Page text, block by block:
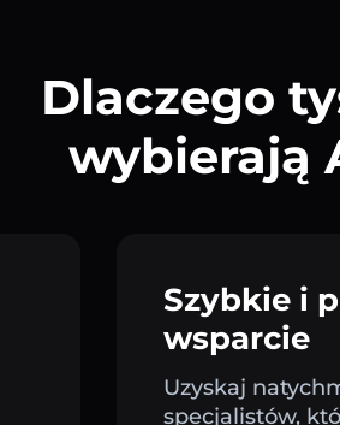
Dlaczego
wybierają
Szybkie i
wsparcie
Uzyskaj
specjalistów,